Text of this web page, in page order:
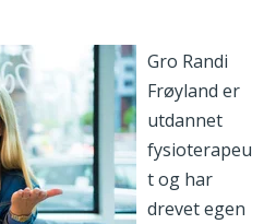
Gro Randi
Frøyland er
utdannet
fysioterapeu
t og har
drevet egen